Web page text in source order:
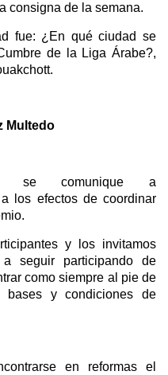
consigna de la semana.
fue: ¿En qué ciudad se
de la Liga Árabe?,
Multedo
se comunique a
los efectos de coordinar
y los invitamos
seguir participando de
como siempre al pie de
bases y condiciones de
en reformas el